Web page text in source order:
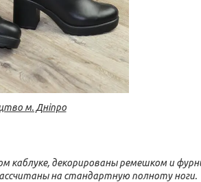
м. Дніпро
каблуке, декорированы ремешком и
на стандартную полноту ноги.